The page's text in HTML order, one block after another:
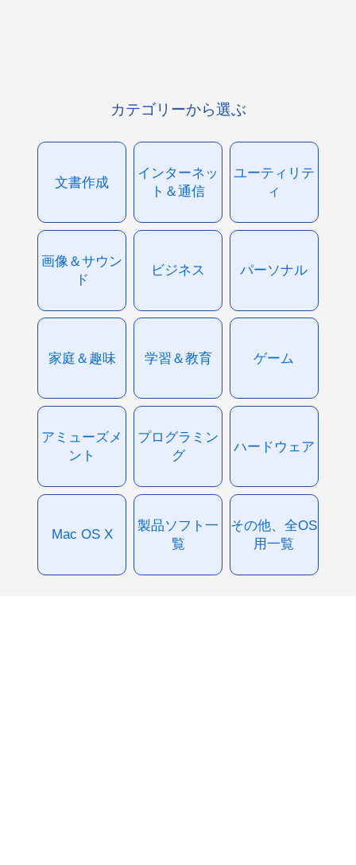
カテゴリーから選ぶ
文書作成
インターネッ
ト＆通信
ユーティリテ
ィ
画像＆サウン
ド
ビジネス パーソナル
家庭＆趣味 学習＆教育 ゲーム
アミューズメ
ント
プログラミン
グ
ハードウェア
Mac OS X
製品ソフト一
覧
その他、全OS
用一覧